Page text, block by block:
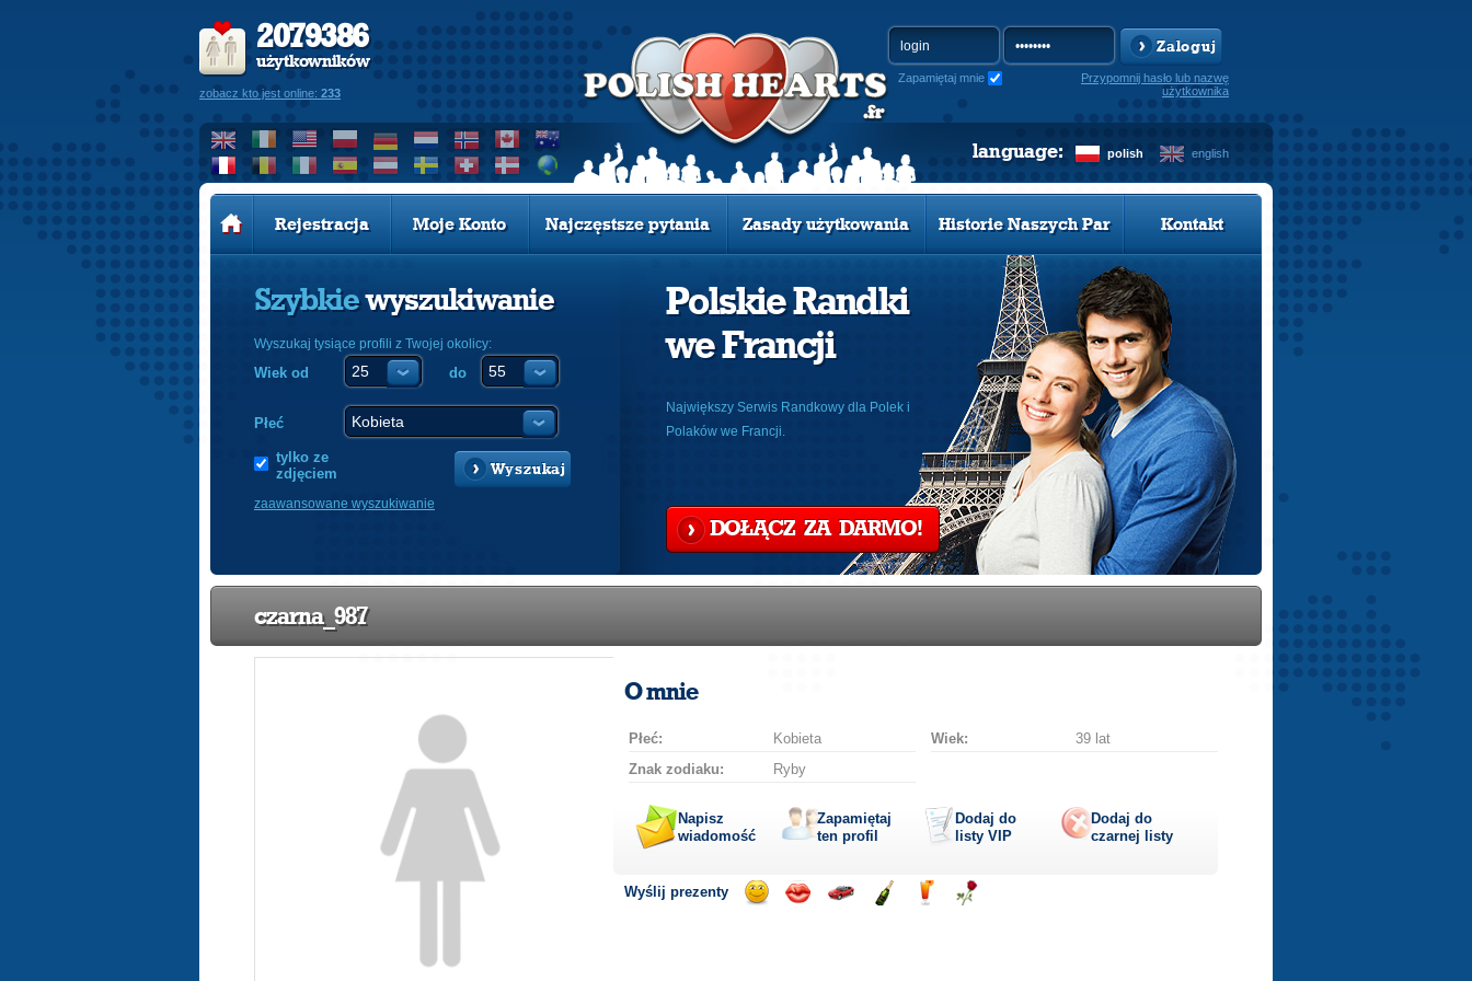
2079386
użytkowników
zobacz kto jest online: 233
Zaloguj
Zapamiętaj mnie
Przypomnij hasło lub nazwę
użytkownika
polish english
language:
Rejestracja Moje Konto Najczęstsze pytania Zasady użytkowania Historie Naszych Par Kontakt
Szybkiewyszukiwanie
Wyszukaj tysiące profili z Twojej okolicy:
Wiek od do
Płeć
tylko ze
zdjęciem
Wyszukaj
zaawansowane wyszukiwanie
Polskie Randki
we Francji
Największy Serwis Randkowy dla Polek i
Polaków we Francji.
DOŁĄCZ ZA DARMO!
czarna_987
O mnie
Płeć: Kobieta Wiek:
39 lat
Znak zodiaku:
Ryby
Napisz
wiadomość
Zapamiętaj
ten profil
Dodaj do
listy VIP
Dodaj do
czarnej listy
Wyślij prezenty